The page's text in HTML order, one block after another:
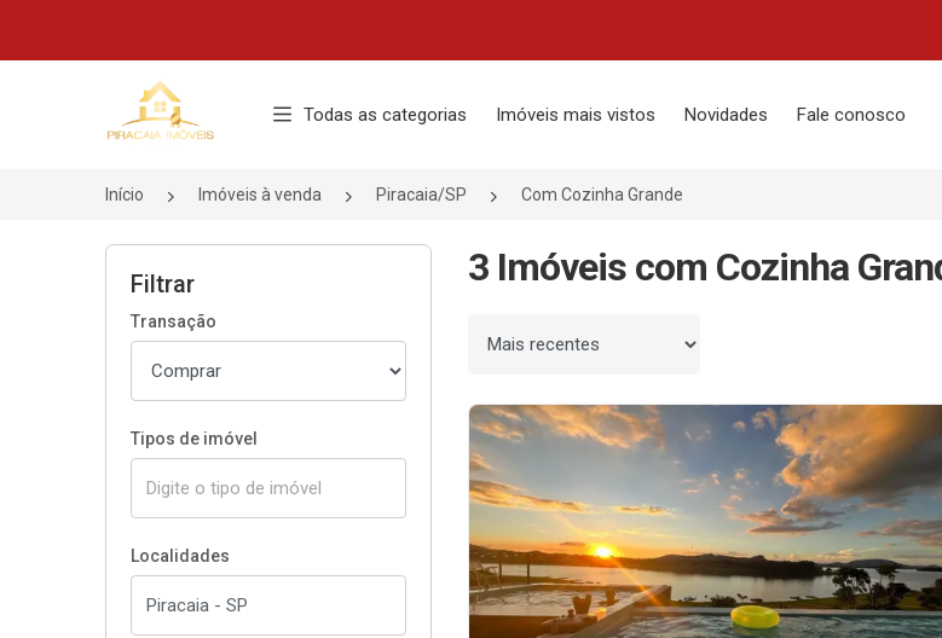
Página inicial
Todas as categorias Imóveis mais vistos Novidades Fale conosco
Início Imóveis à venda Piracaia/SP Com Cozinha Grande
Filtrar
Transação
Tipos de imóvel
Localidades
3 Imóveis com Cozinha
Ordenar por